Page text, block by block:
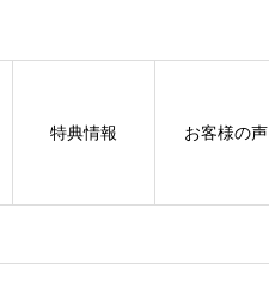
特典情報 お客様の声